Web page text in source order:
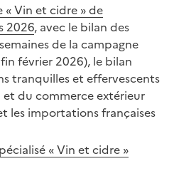
Vin et cidre » de
2026, avec le bilan des
de la campagne
février 2026), le bilan
tranquilles et effervescents
du commerce extérieur
les importations françaises
« Vin et cidre »